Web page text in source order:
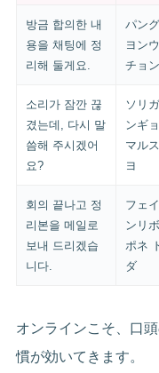
방금 합의한 내
용을 채팅에 정
리해 둘게요.
パン
ヨン
チョ
소리가 잠깐 끊
겼는데, 다시 말
씀해 주시겠어
요?
ソリ
ンギ
マル
ヨ
회의 끝나고 정
리본을 메일로
보내 드리겠습
니다.
フェ
ンリ
ポネ
ダ
オンラインこそ、口
慣が効いてきます。